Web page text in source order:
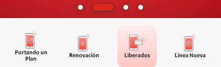
Portando un
Plan
Renovación Liberados Línea Nueva